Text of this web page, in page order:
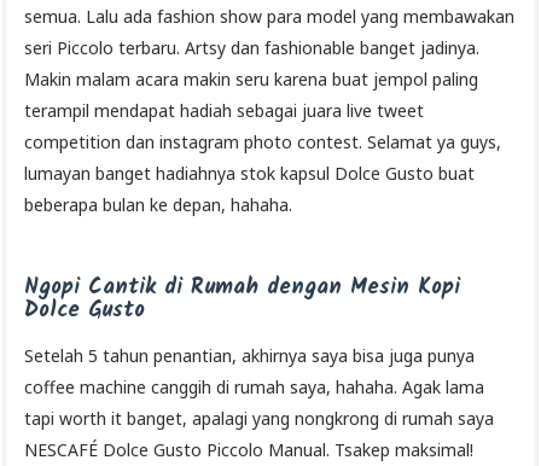
semua. Lalu ada fashion show para model yang membawakan
seri Piccolo terbaru. Artsy dan fashionable banget jadinya.
Makin malam acara makin seru karena buat jempol paling
terampil mendapat hadiah sebagai juara live tweet
competition dan instagram photo contest. Selamat ya guys,
lumayan banget hadiahnya stok kapsul Dolce Gusto buat
beberapa bulan ke depan, hahaha.
Ngopi Cantik di Rumah dengan Mesin Kopi
Dolce Gusto
Setelah 5 tahun penantian, akhirnya saya bisa juga punya
coffee machine canggih di rumah saya, hahaha. Agak lama
tapi worth it banget, apalagi yang nongkrong di rumah saya
NESCAFÉ Dolce Gusto Piccolo Manual. Tsakep maksimal!